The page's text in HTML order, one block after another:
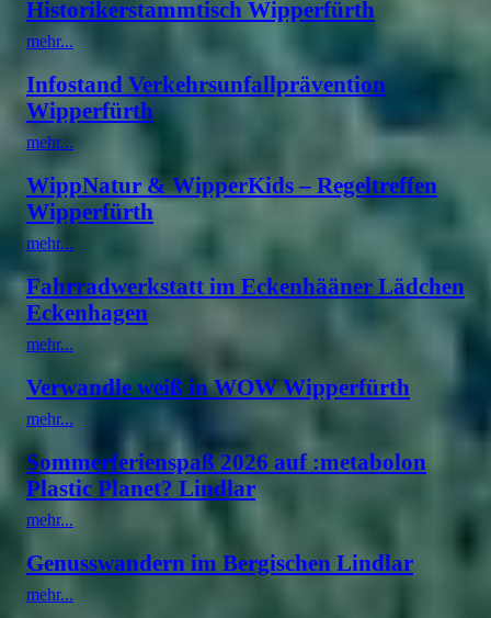
Historikerstammtisch Wipperfürth
mehr...
Infostand Verkehrsunfallprävention
Wipperfürth
mehr...
WippNatur & WipperKids – Regeltreffen
Wipperfürth
mehr...
Fahrradwerkstatt im Eckenhääner Lädchen
Eckenhagen
mehr...
Verwandle weiß in WOW Wipperfürth
mehr...
Sommerferienspaß 2026 auf :metabolon
Plastic Planet? Lindlar
mehr...
Genusswandern im Bergischen Lindlar
mehr...